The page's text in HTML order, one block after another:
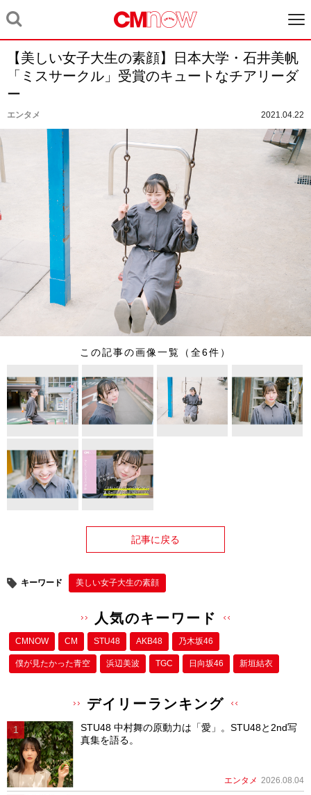
【美しい女子大生の素顔】日本大学・石井美帆
「ミスサークル」受賞のキュートなチアリーダ
ー
エンタメ 2021.04.22
この記事の画像一覧（全6件）
記事に戻る
キーワード 美しい女子大生の素顔
人気のキーワード
CMNOW CM STU48 AKB48 乃木坂46
僕が⾒たかった⻘空 浜辺美波 TGC 日向坂46 新垣結衣
デイリーランキング
STU48 中村舞の原動力は「愛」。STU48と2nd写
真集を語る。
エンタメ 2026.08.04